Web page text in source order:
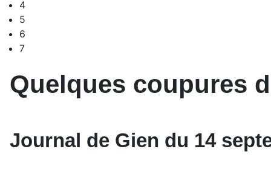
4
5
6
7
Quelques coupures
Journal de Gien du 14